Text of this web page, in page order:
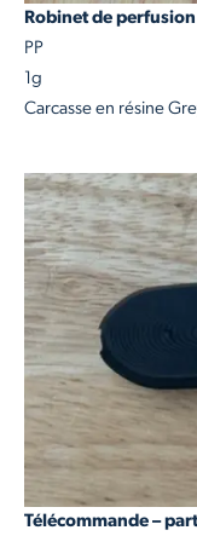
Robinet de perfusion
PP
1g
Carcasse en résine
Télécommande –